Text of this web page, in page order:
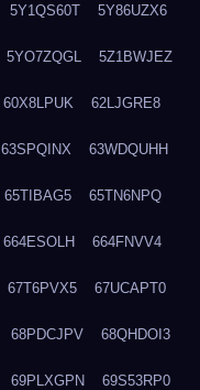
5Y1QS60T 5Y86UZX6
5YO7ZQGL 5Z1BWJEZ
60X8LPUK 62LJGRE8
63SPQINX 63WDQUHH
65TIBAG5 65TN6NPQ
664ESOLH 664FNVV4
67T6PVX5 67UCAPT0
68PDCJPV 68QHDOI3
69PLXGPN 69S53RP0